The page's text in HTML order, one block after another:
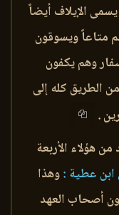
الإيلاف أيضاً
متاعاً ويسوقون
وهم يكفون
الطريق كله إلى
.
هؤلاء الأربعة
ابن عطية :وهذا
أصحاب العهد